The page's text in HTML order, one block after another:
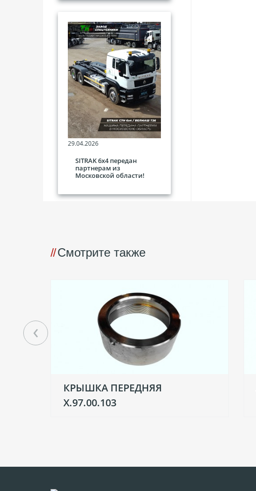
29.04.2026
SITRAK 6х4 передан
партнерам из
Московской области!
Смотрите также
КРЫШКА ПЕРЕДНЯЯ
Х.97.00.103
‹